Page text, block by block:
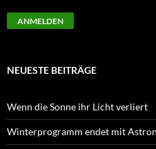
NEUESTE BEITRÄGE
Wenn die Sonne ihr Licht verliert
Winterprogramm endet mit